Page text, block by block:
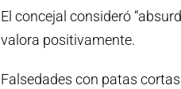
El concejal consideró
valora positivamente.
Falsedades con patas